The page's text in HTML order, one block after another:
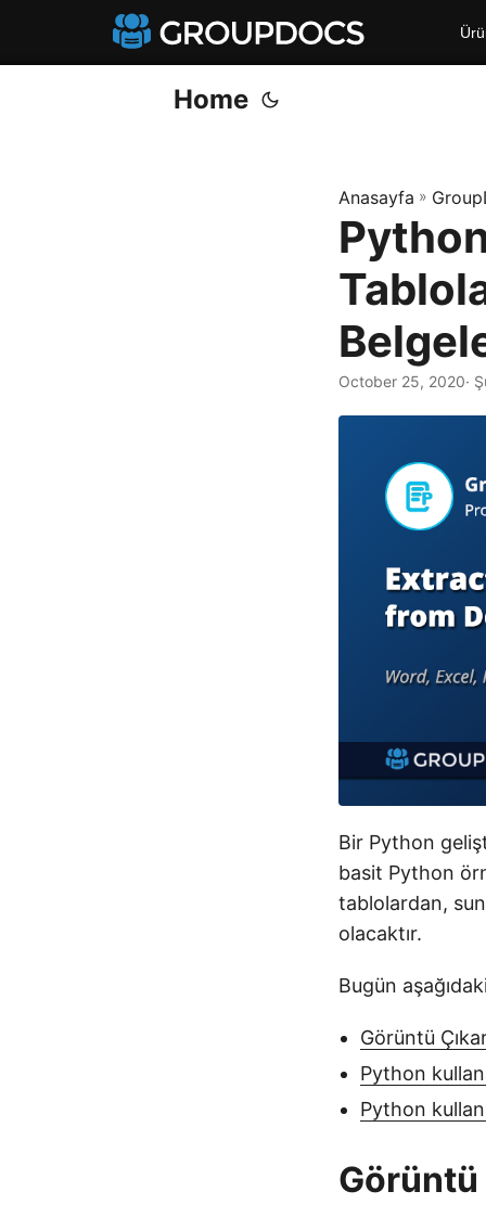
Home
Anasayfa »
October 25, 2020·
Bir Python
basit Python
tablolardan,
olacaktır.
Bugün
Görüntü
Python
Python
Görüntü